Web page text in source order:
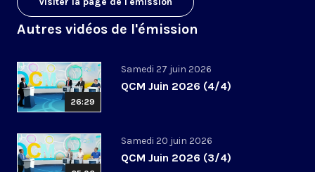
Autres vidéos de l'émission
26:29
Samedi 27 juin 2026
QCM Juin 2026 (4/4)
Samedi 20 juin 2026
QCM Juin 2026 (3/4)